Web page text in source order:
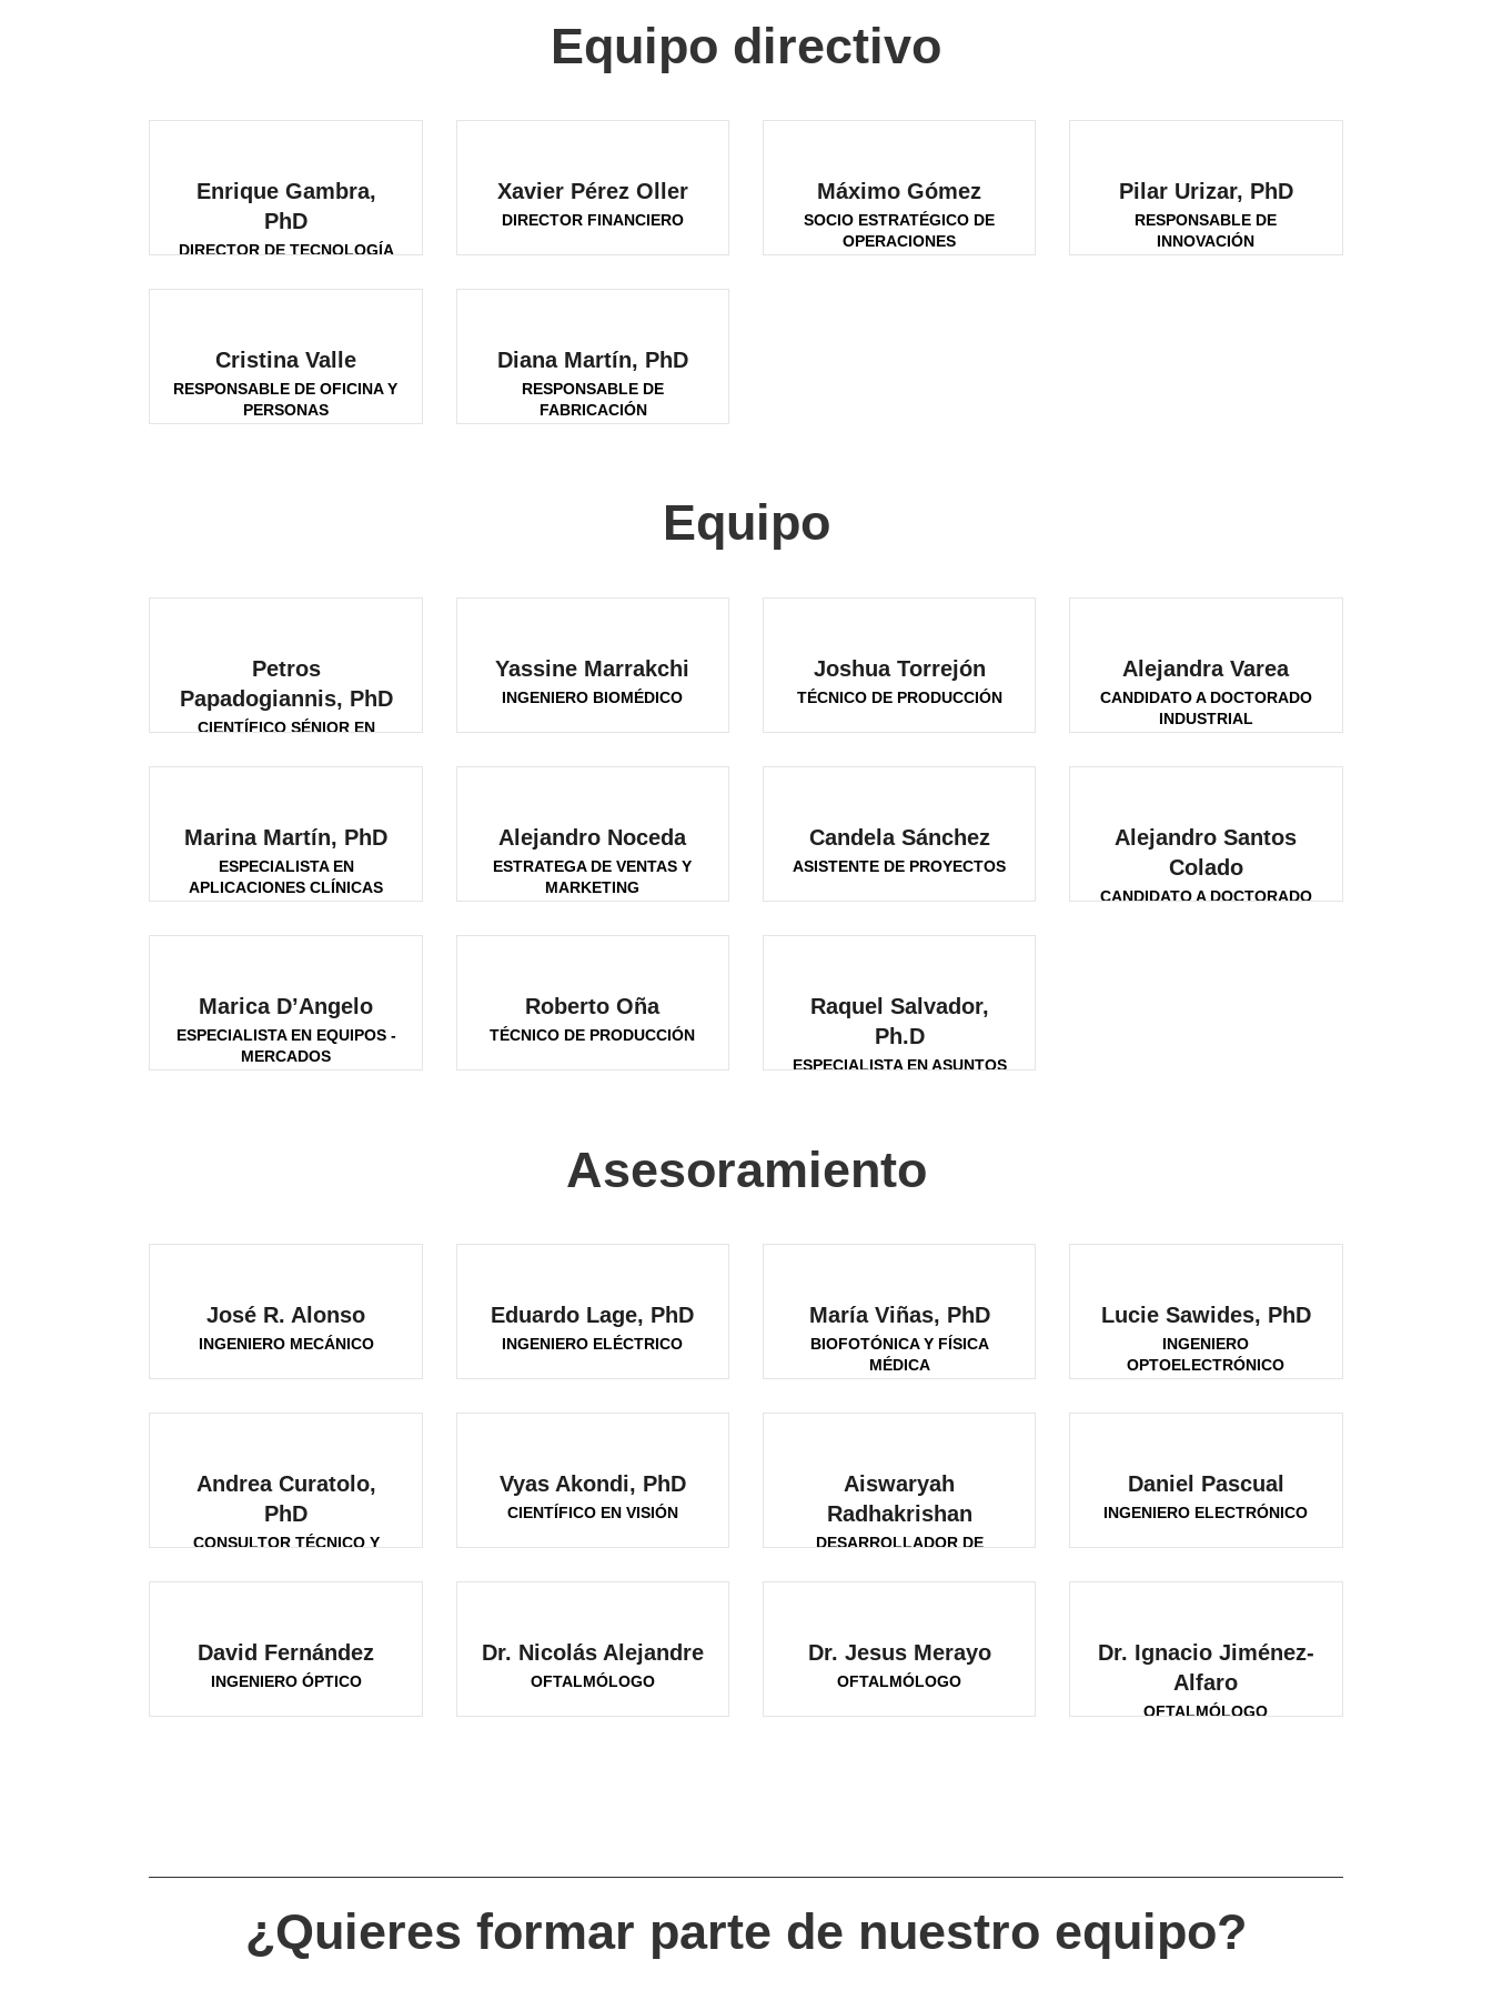
Equipo directivo
Enrique Gambra,
PhD
DIRECTOR DE TECNOLOGÍA
Xavier Pérez Oller
DIRECTOR FINANCIERO
Máximo Gómez
SOCIO ESTRATÉGICO DE
OPERACIONES
Pilar Urizar, PhD
RESPONSABLE DE
INNOVACIÓN
Cristina Valle
RESPONSABLE DE OFICINA Y
PERSONAS
Diana Martín, PhD
RESPONSABLE DE
FABRICACIÓN
Equipo
Petros
Papadogiannis, PhD
CIENTÍFICO SÉNIOR EN
Yassine Marrakchi
INGENIERO BIOMÉDICO
Joshua Torrejón
TÉCNICO DE PRODUCCIÓN
Alejandra Varea
CANDIDATO A DOCTORADO
INDUSTRIAL
Marina Martín, PhD
ESPECIALISTA EN
APLICACIONES CLÍNICAS
Alejandro Noceda
ESTRATEGA DE VENTAS Y
MARKETING
Candela Sánchez
ASISTENTE DE PROYECTOS
Alejandro Santos
Colado
CANDIDATO A DOCTORADO
Marica D’Angelo
ESPECIALISTA EN EQUIPOS -
MERCADOS
Roberto Oña
TÉCNICO DE PRODUCCIÓN
Raquel Salvador,
Ph.D
ESPECIALISTA EN ASUNTOS
Asesoramiento
José R. Alonso
INGENIERO MECÁNICO
Eduardo Lage, PhD
INGENIERO ELÉCTRICO
María Viñas, PhD
BIOFOTÓNICA Y FÍSICA
MÉDICA
Lucie Sawides, PhD
INGENIERO
OPTOELECTRÓNICO
Andrea Curatolo,
PhD
CONSULTOR TÉCNICO Y
Vyas Akondi, PhD
CIENTÍFICO EN VISIÓN
Aiswaryah
Radhakrishan
DESARROLLADOR DE
Daniel Pascual
INGENIERO ELECTRÓNICO
David Fernández
INGENIERO ÓPTICO
Dr. Nicolás Alejandre
OFTALMÓLOGO
Dr. Jesus Merayo
OFTALMÓLOGO
Dr. Ignacio Jiménez-
Alfaro
OFTALMÓLOGO
¿Quieres formar parte de nuestro equipo?